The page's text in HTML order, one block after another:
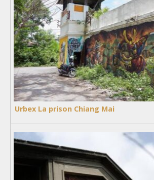
Urbex La prison Chiang Mai